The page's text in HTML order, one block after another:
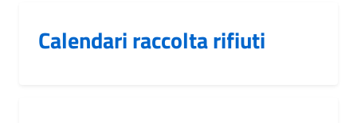
Calendari raccolta rifiuti